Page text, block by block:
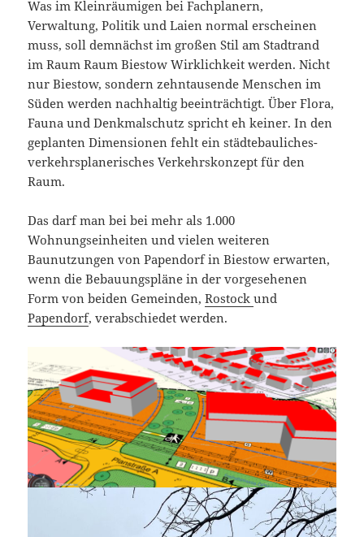
Was im Kleinräumigen bei Fachplanern,
Verwaltung, Politik und Laien normal erscheinen
muss, soll demnächst im großen Stil am Stadtrand
im Raum Raum Biestow Wirklichkeit werden. Nicht
nur Biestow, sondern zehntausende Menschen im
Süden werden nachhaltig beeinträchtigt. Über Flora,
Fauna und Denkmalschutz spricht eh keiner. In den
geplanten Dimensionen fehlt ein städtebauliches-
verkehrsplanerisches Verkehrskonzept für den
Raum.
Das darf man bei bei mehr als 1.000
Wohnungseinheiten und vielen weiteren
Baunutzungen von Papendorf in Biestow erwarten,
wenn die Bebauungspläne in der vorgesehenen
Form von beiden Gemeinden,Rostockund
Papendorf, verabschiedet werden.